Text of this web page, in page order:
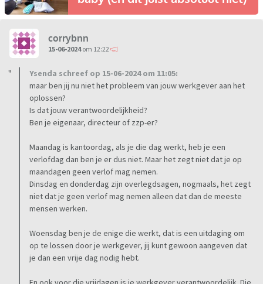
corrybnn
15-06-2024om 12:22
Ysenda schreef op 15-06-2024 om 11:05:
maar ben jij nu niet het probleem van jouw werkgever aan het
oplossen?
Is dat jouw verantwoordelijkheid?
Ben je eigenaar, directeur of zzp-er?
Maandag is kantoordag, als je die dag werkt, heb je een
verlofdag dan ben je er dus niet. Maar het zegt niet dat je op
maandagen geen verlof mag nemen.
Dinsdag en donderdag zijn overlegdsagen, nogmaals, het zegt
niet dat je geen verlof mag nemen alleen dat dan de meeste
mensen werken.
Woensdag ben je de enige die werkt, dat is een uitdaging om
op te lossen door je werkgever, jij kunt gewoon aangeven dat
je dan een vrije dag nodig hebt.